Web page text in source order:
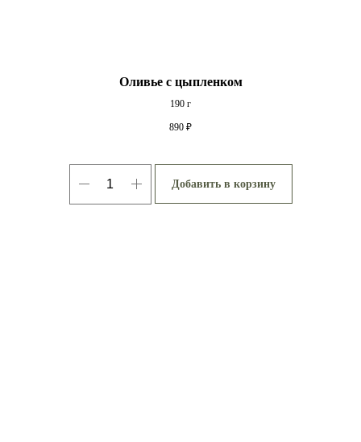
Оливье с цыпленком
190 г
890 ₽
Добавить в корзину